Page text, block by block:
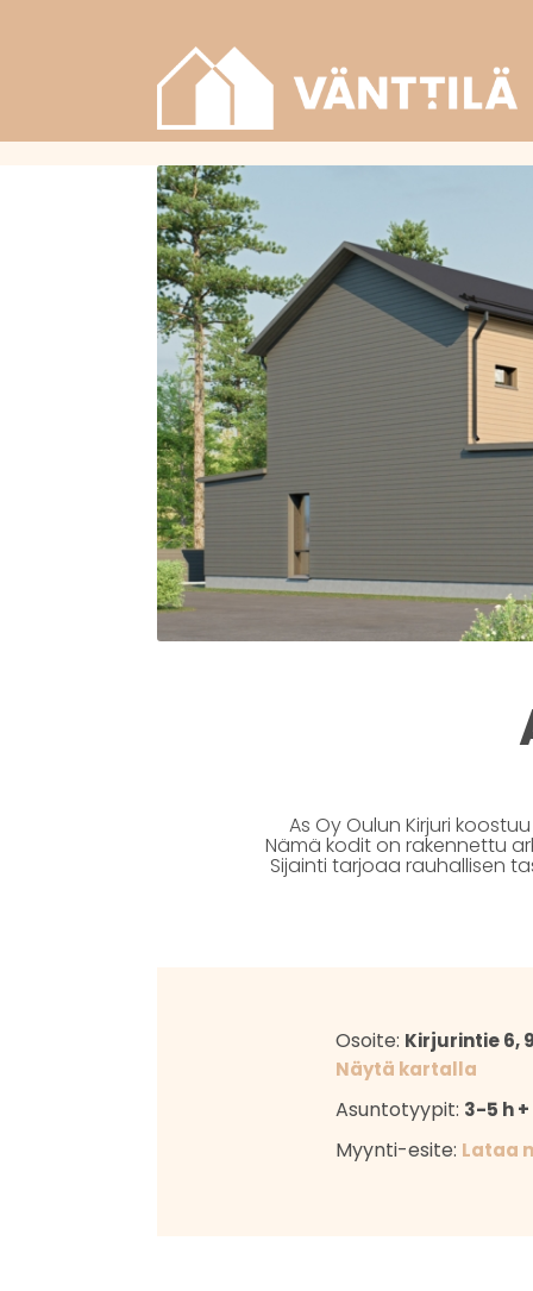
As Oy Oulun Kirjuri
Nämä kodit on rakennettu
Sijainti tarjoaa rauhallisen
Osoite: Kirjurintie 6,
Näytä kartalla
Asuntotyypit: 3-5 h
Myynti-esite: Lataa